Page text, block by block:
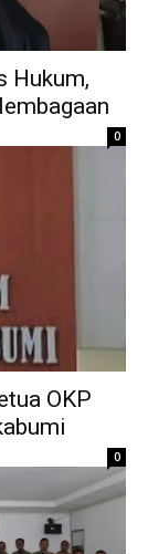
Hukum,
0
OKP
0